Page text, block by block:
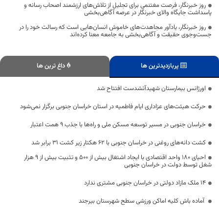
روز خبرنگار، فرصت مغتنمی برای تجلیل از تلاش‌های ارزشمند اصحاب رسانه و
پاسداشت جایگاه والای خبرنگار در عرصه آگاهی‌بخشی
روز خبرنگار، یادآور مجاهدت‌های خاموش انسان‌هایی است که رسالت خود را در
جست‌وجوی حقیقت و آگاهی‌بخشی به جامعه معنا کرده‌اند
پربازدیدترین ها داغ ترین ها
اورژانس بیمارستان شهیدآتشدست افتتاح شد
حرکت هیئت‌های عزاداری ایام فاطمیه در استان خراسان جنوبی برگزار نمی‌شود
خراسان جنوبی در مسیر توسعه مسکن ملی و راه‌ها با جذب 9 همت اعتبار
کشت دانه‌های روغنی در خراسان جنوبی با ۶٢ هکتار زیر کشت ۳۱ برابر شد
احیای ۱۸۰ واحد اقتصادی با ایجاد اشتغال بیش از ۵۰۰ و تثبیت بیش از ۹ هزار
شغل توسط دولت در خراسان جنوبی
۱۴ ملک مازاد دولتی در خراسان جنوبی مشتری ندارد
️ آماده باش کلیه اماکن ورزشی سطح شهرستان بیرجند